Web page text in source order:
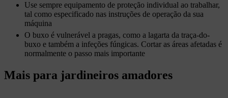
Use sempre equipamento de proteção individual ao trabalhar,
tal como especificado nas instruções de operação da sua
máquina
O buxo é vulnerável a pragas, como a lagarta da traça-do-
buxo e também a infeções fúngicas. Cortar as áreas afetadas é
normalmente o passo mais importante
Mais para jardineiros amadores